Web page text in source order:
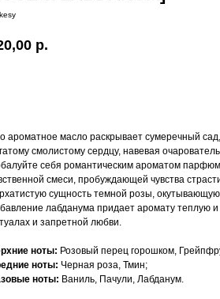
р.
ароматное масло раскрывает сумеречный
смолистому сердцу, навевая
себя романтическим ароматом
смеси, пробуждающей чувства
сущность темной розы,
лабданума придает аромату теплую
и запретной любви.
ноты: Розовый перец горошком,
ноты: Черная роза, Тмин;
ноты: Ваниль, Пачули, Лабданум.